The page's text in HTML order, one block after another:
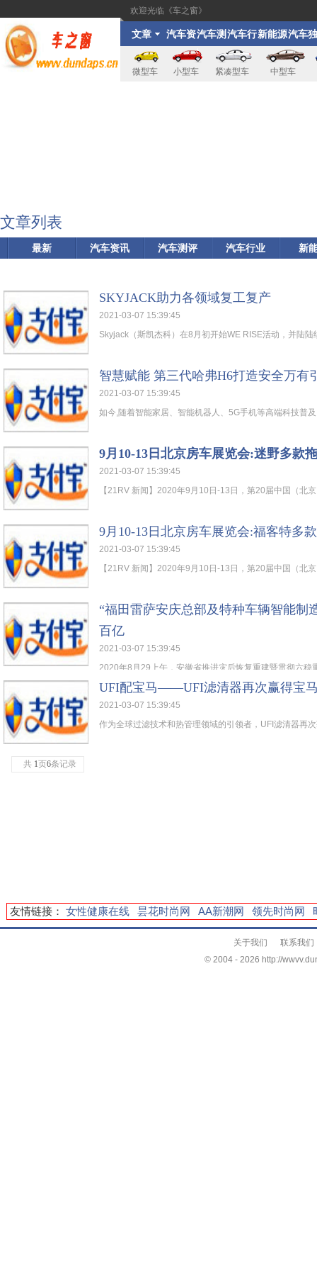
欢迎光临《车之窗》
文章 汽车资
讯
汽车测
评
汽车行
业
新能源汽车独
家
微型车 小型车 紧凑型车 中型车
文章列表
最新 汽车资讯 汽车测评 汽车行业 新
SKYJACK助力各领域复工复产
2021-03-07 15:39:45
Skyjack（斯凯杰科）在8月初开始WE RISE活动，并陆陆
智慧赋能 第三代哈弗H6打造安全万有
2021-03-07 15:39:45
如今,随着智能家居、智能机器人、5G手机等高端科技普
9月10-13日北京房车展览会:迷野多款
2021-03-07 15:39:45
【21RV 新闻】2020年9月10日-13日，第20届中国（北
9月10-13日北京房车展览会:福客特多
2021-03-07 15:39:45
【21RV 新闻】2020年9月10日-13日，第20届中国（北
“福田雷萨安庆总部及特种车辆智能制
百亿
2021-03-07 15:39:45
2020年8月29上午，安徽省推进灾后恢复重建暨贯彻六稳
UFI配宝马——UFI滤清器再次赢得宝
2021-03-07 15:39:45
作为全球过滤技术和热管理领域的引领者，UFI滤清器再
共 1页6条记录
友情链接： 女性健康在线 昙花时尚网 AA新潮网 领先时尚网
关于我们
联系我们
© 2004 - 2026 http://